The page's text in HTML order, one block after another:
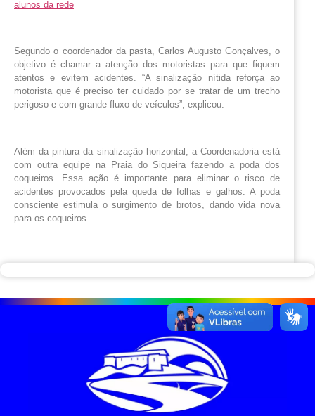
alunos da rede
Segundo o coordenador da pasta, Carlos Augusto Gonçalves, o
objetivo é chamar a atenção dos motoristas para que fiquem
atentos e evitem acidentes. “A sinalização nítida reforça ao
motorista que é preciso ter cuidado por se tratar de um trecho
perigoso e com grande fluxo de veículos”, explicou.
Além da pintura da sinalização horizontal, a Coordenadoria está
com outra equipe na Praia do Siqueira fazendo a poda dos
coqueiros. Essa ação é importante para eliminar o risco de
acidentes provocados pela queda de folhas e galhos. A poda
consciente estimula o surgimento de brotos, dando vida nova
para os coqueiros.